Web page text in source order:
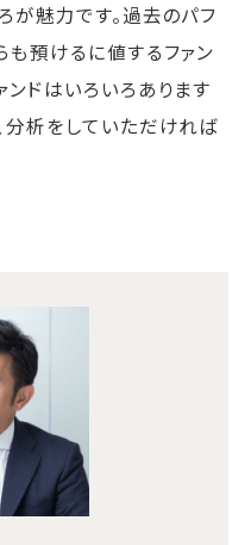
が魅力です。過去のパフ
も預けるに値するファン
ンドはいろいろあります
分析をしていただければ